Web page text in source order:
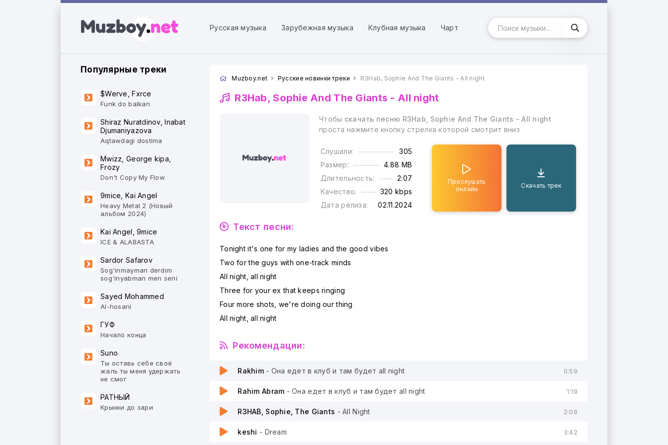
Русская музыка Зарубежная музыка Клубная музыка Чарт
Muzboy.net Русские новинки треки R3Hab, Sophie And The Giants - All night
R3Hab, Sophie And The Giants - All night
Чтобы скачать песню R3Hab, Sophie And The Giants - All night
проста нажмите кнопку стрелка которой смотрит вниз
Слушали:
305
Размер:
4.88 MB
Длительность:
2:07
Качество:
320 kbps
Дата релиза:
02.11.2024
Прослушать
онлайн
Скачать трек
Текст песни:
Tonight it's one for my ladies and the good vibes
Two for the guys with one-track minds
All night, all night
Three for your ex that keeps ringing
Four more shots, we're doing our thing
All night, all night
Рекомендации:
Rakhim - Она едет в клуб и там будет all night 0:59
Rahim Abram - Она едет в клуб и там будет all night 1:19
R3HAB, Sophie, The Giants - All Night 2:08
keshi - Dream 3:42
Популярные треки
$Werve, Fxrce
Funk do balkan
Shiraz Nuratdinov, Inabat
Djumaniyazova
Aqtawdagi dostima
Mwizz, George kipa,
Frozy
Don't Copy My Flow
9mice, Kai Angel
Heavy Metal 2 (Новый
альбом 2024)
Kai Angel, 9mice
ICE & ALABASTA
Sardor Safarov
Sog'inmayman derdim
sog'inyabman men seni
Sayed Mohammed
Al-hosani
ГУФ
Начало конца
Suno
Ты оставь себе своё
жаль ты меня удержать
не смог
РАТНЫЙ
Крынки до зари